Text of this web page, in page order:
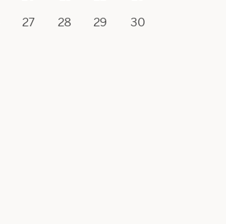
27 28 29
30